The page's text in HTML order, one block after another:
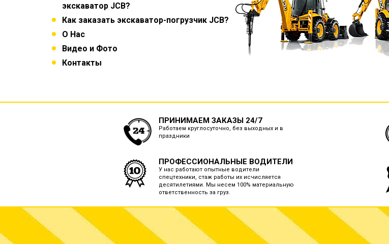
экскаватор JCB?
Как заказать экскаватор-погрузчик JCB?
О Нас
Видео и Фото
Контакты
ПРИНИМАЕМ ЗАКАЗЫ 24/7
Работаем круглосуточно, без выходных и в
праздники
ПРОФЕССИОНАЛЬНЫЕ ВОДИТЕЛИ
У нас работают опытные водители
спецтехники, стаж работы их исчисляется
десятилетиями. Мы несем 100% материальную
ответственность за груз.